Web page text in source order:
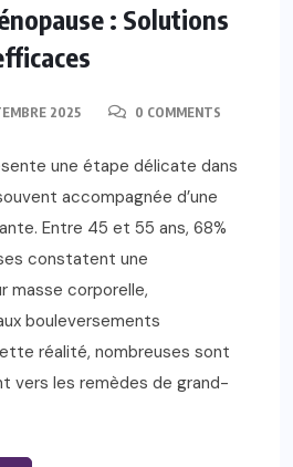
: Solutions
2025 0 COMMENTS
une étape délicate dans
accompagnée d’une
Entre 45 et 55 ans, 68%
constatent une
masse corporelle,
bouleversements
réalité, nombreuses sont
vers les remèdes de grand-